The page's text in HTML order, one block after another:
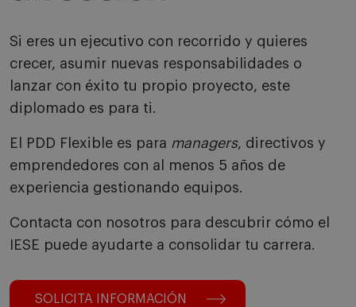
Si eres un ejecutivo con recorrido y quieres
crecer, asumir nuevas responsabilidades o
lanzar con éxito tu propio proyecto, este
diplomado es para ti.
El PDD Flexible es para managers, directivos y
emprendedores con al menos 5 años de
experiencia gestionando equipos.
Contacta con nosotros para descubrir cómo el
IESE puede ayudarte a consolidar tu carrera.
SOLICITA INFORMACIÓN